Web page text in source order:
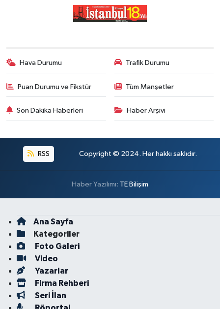
Hava Durumu Trafik Durumu
Puan Durumu ve Fikstür Tüm Manşetler
Son Dakika Haberleri Haber Arşivi
RSS Copyright © 2024. Her hakkı saklıdır.
Haber Yazılımı: TE Bilişim
Ana Sayfa
Kategoriler
Foto Galeri
Video
Yazarlar
Firma Rehberi
Seri İlan